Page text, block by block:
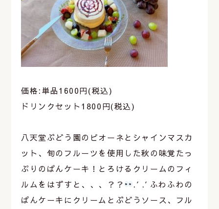
価格:単品1600円(税込)
ドリンクセット1800円(税込)
八天堂ぶどう園のピオーネとシャインマスカ
ット、旬のフルーツを使用した秋の味覚たっ
ぷりのぱんケーキ！とろけるクリームのフィ
ルムをはずすと、、、？？
.′.′ふわふわの
ぱんケーキにクリームとぶどうソース、フル